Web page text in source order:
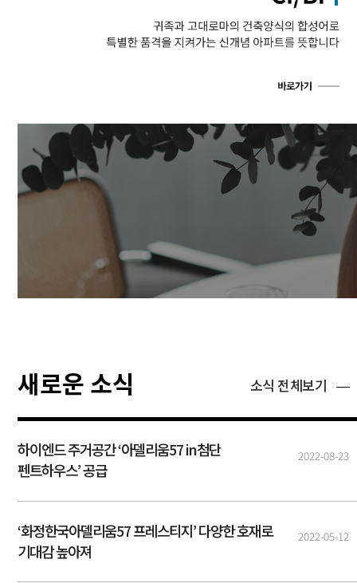
새로운 소식 소식 전체보기
하이엔드 주거공간 ‘아델리움57 in첨단
펜트하우스’ 공급
2022-08-23
‘화정한국아델리움57 프레스티지’ 다양한 호재로
기대감 높아져
2022-05-12